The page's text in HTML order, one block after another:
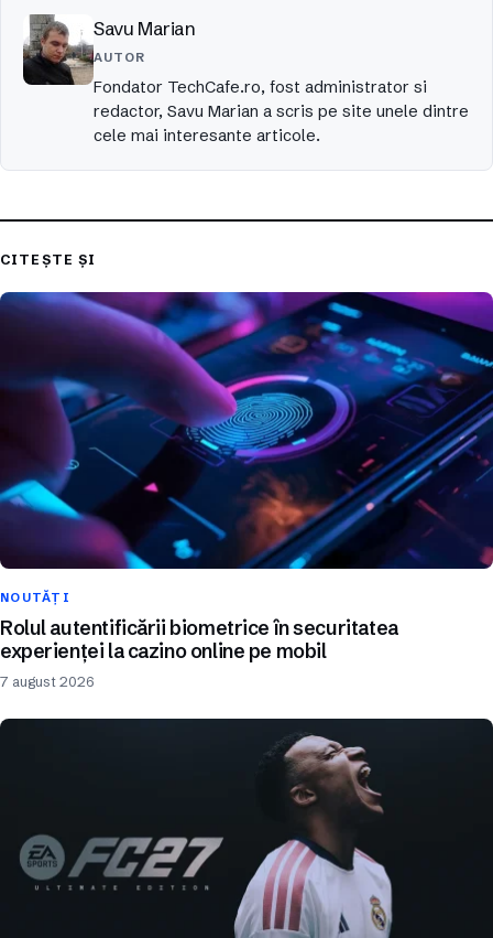
Savu Marian
AUTOR
Fondator TechCafe.ro, fost administrator si
redactor, Savu Marian a scris pe site unele dintre
cele mai interesante articole.
CITEȘTE ȘI
NOUTĂȚI
Rolul autentificării biometrice în securitatea
experienței la cazino online pe mobil
7 august 2026